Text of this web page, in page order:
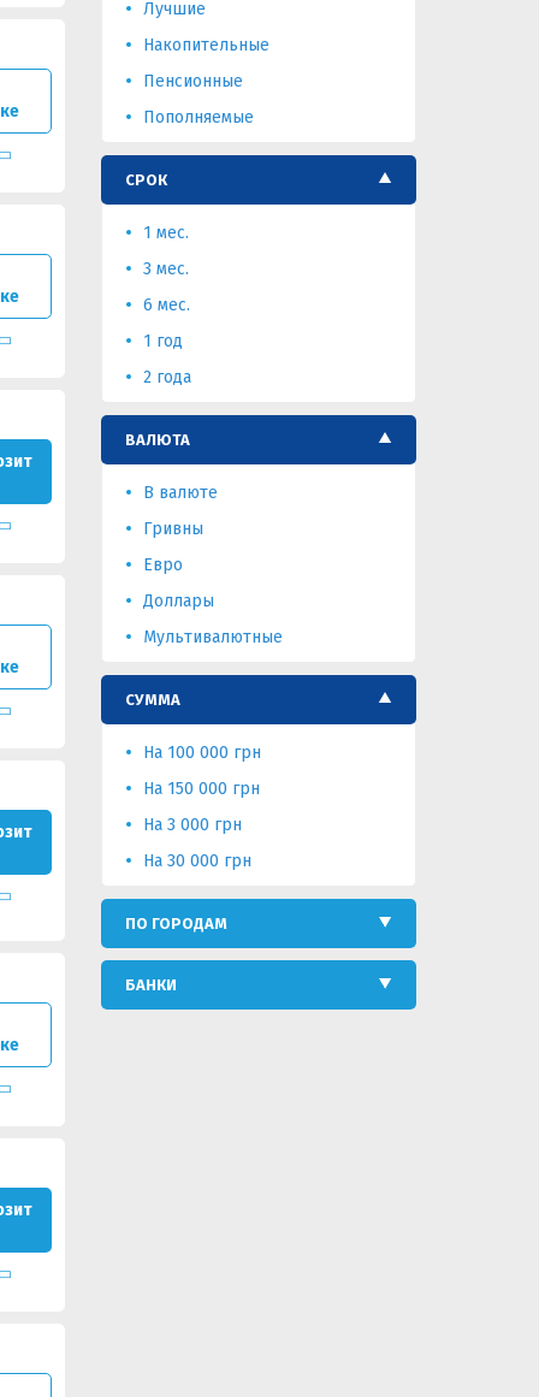
Лучшие
Накопительные
Пенсионные
Пополняемые
СРОК
1 мес.
3 мес.
6 мес.
1 год
2 года
ВАЛЮТА
В валюте
Гривны
Евро
Доллары
Мультивалютные
СУММА
На 100 000 грн
На 150 000 грн
На 3 000 грн
На 30 000 грн
ПО ГОРОДАМ
БАНКИ